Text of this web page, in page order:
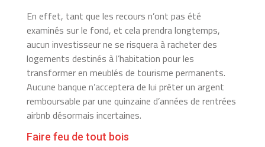
En effet, tant que les recours n’ont pas été
examinés sur le fond, et cela prendra longtemps,
aucun investisseur ne se risquera à racheter des
logements destinés à l’habitation pour les
transformer en meublés de tourisme permanents.
Aucune banque n’acceptera de lui prêter un argent
remboursable par une quinzaine d’années de rentrées
airbnb désormais incertaines.
Faire feu de tout bois